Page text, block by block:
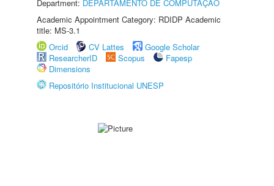
Department: DEPARTAMENTO DE COMPUTAÇÃO
Academic Appointment Category: RDIDP Academic
title: MS-3.1
Orcid
CV Lattes
Google Scholar
ResearcherID
Scopus
Fapesp
Dimensions
Repositório Institucional UNESP